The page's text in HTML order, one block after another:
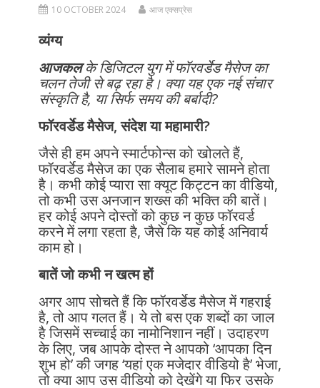
10 OCTOBER 2024 आज एक्सप्रेस
व्यंग्य
आजकलके डिजिटल युग में फॉरवर्डेड मैसेज का
चलन तेजी से बढ़ रहा है। क्या यह एक नई संचार
संस्कृति है, या सिर्फ समय की बर्बादी?
फॉरवर्डेड मैसेज, संदेश या महामारी?
जैसे ही हम अपने स्मार्टफोन्स को खोलते हैं,
फॉरवर्डेड मैसेज का एक सैलाब हमारे सामने होता
है। कभी कोई प्यारा सा क्यूट किट्टन का वीडियो,
तो कभी उस अनजान शख्स की भक्ति की बातें।
हर कोई अपने दोस्तों को कुछ न कुछ फॉरवर्ड
करने में लगा रहता है, जैसे कि यह कोई अनिवार्य
काम हो।
बातें जो कभी न खत्म हों
अगर आप सोचते हैं कि फॉरवर्डेड मैसेज में गहराई
है, तो आप गलत हैं। ये तो बस एक शब्दों का जाल
है जिसमें सच्चाई का नामोनिशान नहीं। उदाहरण
के लिए, जब आपके दोस्त ने आपको ‘आपका दिन
शुभ हो’ की जगह ‘यहां एक मजेदार वीडियो है’ भेजा,
तो क्या आप उस वीडियो को देखेंगे या फिर उसके